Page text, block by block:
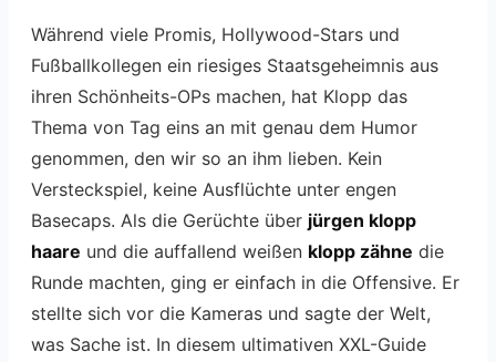
Während viele Promis, Hollywood-Stars und
Fußballkollegen ein riesiges Staatsgeheimnis aus
ihren Schönheits-OPs machen, hat Klopp das
Thema von Tag eins an mit genau dem Humor
genommen, den wir so an ihm lieben. Kein
Versteckspiel, keine Ausflüchte unter engen
Basecaps. Als die Gerüchte über jürgen klopp
haare und die auffallend weißen klopp zähne die
Runde machten, ging er einfach in die Offensive. Er
stellte sich vor die Kameras und sagte der Welt,
was Sache ist. In diesem ultimativen XXL-Guide